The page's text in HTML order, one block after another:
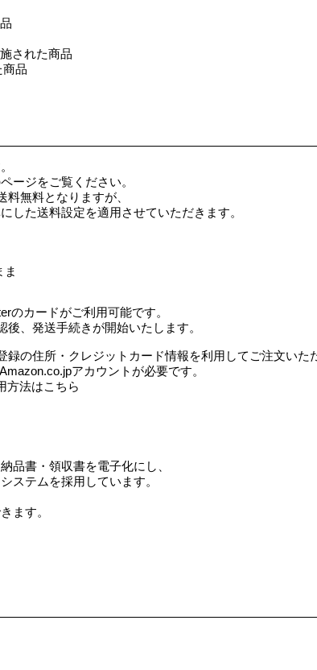
された商品
商品
ージをご覧ください。
無料となりますが、
した送料設定を適用させていただきます。
ま
のカードがご利用可能です。
後、発送手続きが開始いたします。
録の住所・クレジットカード情報を利用してご注文いた
アカウントが必要です。
方法はこちら
品書・領収書を電子化にし、
ステムを採用しています。
ます。